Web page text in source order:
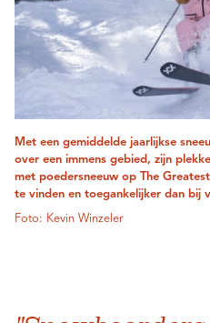
Met een gemiddelde jaarlijkse
over een immens gebied, zijn
met poedersneeuw op The
te vinden en toegankelijker dan bij
Foto: Kevin Winzeler